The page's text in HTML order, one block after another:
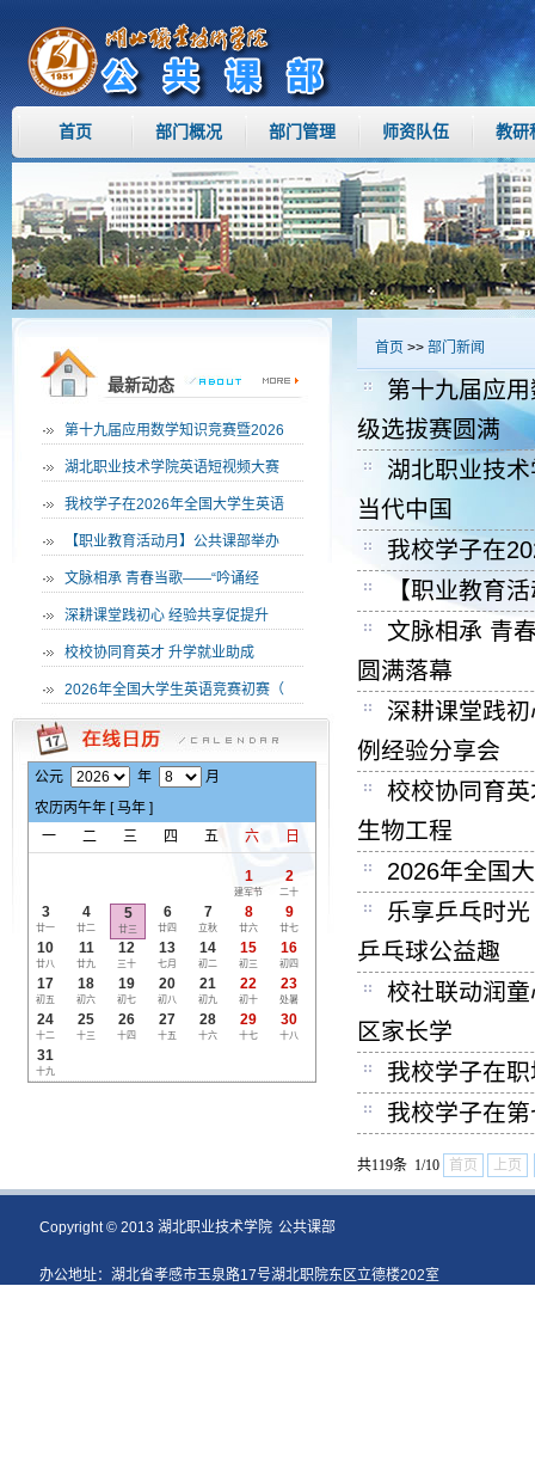
首页 部门概况 部门管理 师资队伍 教研
最新动态
· 第十九届应用数学知识竞赛暨2026
· 湖北职业技术学院英语短视频大赛
· 我校学子在2026年全国大学生英语
· 【职业教育活动月】公共课部举办
· 文脉相承 青春当歌——“吟诵经
· 深耕课堂践初心 经验共享促提升
· 校校协同育英才 升学就业助成
· 2026年全国大学生英语竞赛初赛（
公元 年
月
农历丙午年 [马年 ]
一
二 三 四 五 六 日
1
建军节
2
二十
3
廿一
4
廿二
5
廿三
6
廿四
7
立秋
8
廿六
9
廿七
10
廿八
11
廿九
12
三十
13
七月
14
初二
15
初三
16
初四
17
初五
18
初六
19
初七
20
初八
21
初九
22
初十
23
处暑
24
十二
25
十三
26
十四
27
十五
28
十六
29
十七
30
十八
31
十九
首页 >> 部门新闻
第十九届应
级选拔赛圆满
湖北职业技术
当代中国
我校学子在
【职业教育
文脉相承 青
圆满落幕
深耕课堂践
例经验分享会
校校协同育
生物工程
2026年全国
乐享乒乓时
乒乓球公益趣
校社联动润
区家长学
我校学子在
我校学子在
共119条 1/10 首页 上页
Copyright © 2013 湖北职业技术学院 公共课部
办公地址：湖北省孝感市玉泉路17号湖北职院东区立德楼202室